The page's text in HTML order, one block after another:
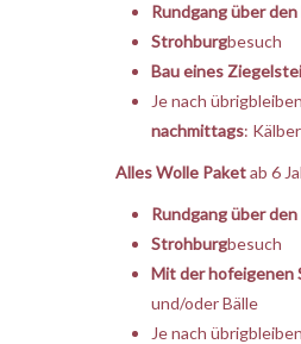
Rundgang über
Strohburgbesuch
Bau eines
Je nach
nachmittags:
Alles Wolle Paketab 6
Rundgang über
Strohburgbesuch
Mit der hofeigenen
und/oder Bälle
Je nach